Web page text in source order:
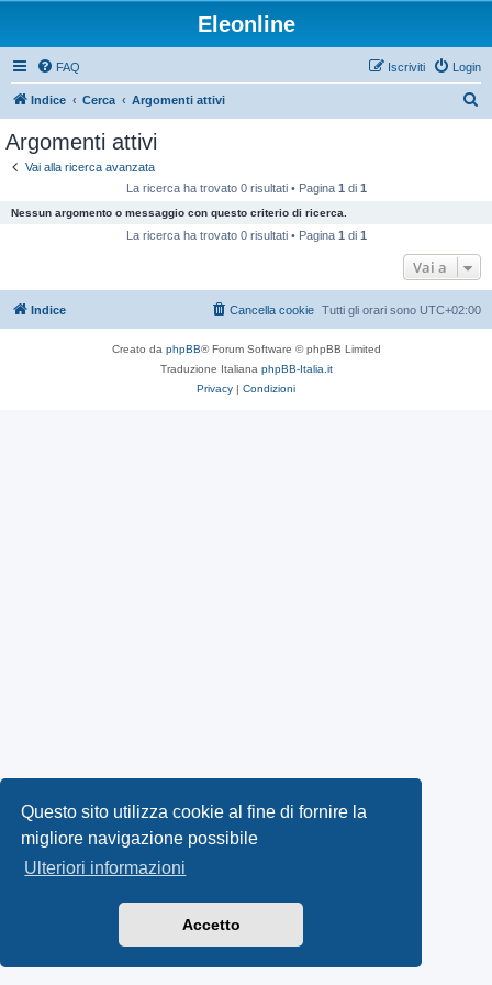
Questo sito utilizza cookie al fine di fornire la
migliore navigazione possibile
Ulteriori informazioni
Accetto
Eleonline
FAQ Login
Iscriviti
Indice Cerca Argomenti attivi
Argomenti attivi
Vai alla ricerca avanzata
La ricerca ha trovato 0 risultati • Pagina 1 di 1
Nessun argomento o messaggio con questo criterio di ricerca.
La ricerca ha trovato 0 risultati • Pagina 1 di 1
Vai a
Indice Tutti gli orari sono UTC+02:00
Cancella cookie
Creato da phpBB® Forum Software © phpBB Limited
Traduzione Italiana phpBB-Italia.it
Privacy | Condizioni